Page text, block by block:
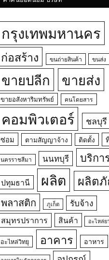
กรุงเทพมหานคร
ก่อสร้าง ขนถ่ายสินค้า ขนส่ง
ขายปลีก ขายส่ง
ขายอสังหาริมทรัพย์ คนโดยสาร
คอมพิวเตอร์ ชลบุรี
ซ่อม
ตามสัญญาจ้าง ติดตั้ง
นครราชสีมา นนทบุรี บริกา
ปทุมธานี ผลิต ผลิต
พลาสติก ภูเก็ต รับจ้าง
สมุทรปราการ สินค้า อะไหล่
อะไหล่วิทยุ อาคาร อาหาร